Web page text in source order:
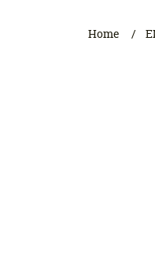
Home